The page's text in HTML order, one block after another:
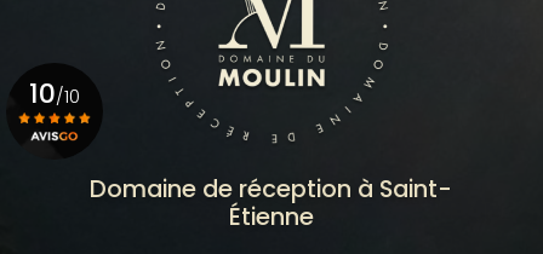
Domaine de réception à Saint-
Étienne
10/10